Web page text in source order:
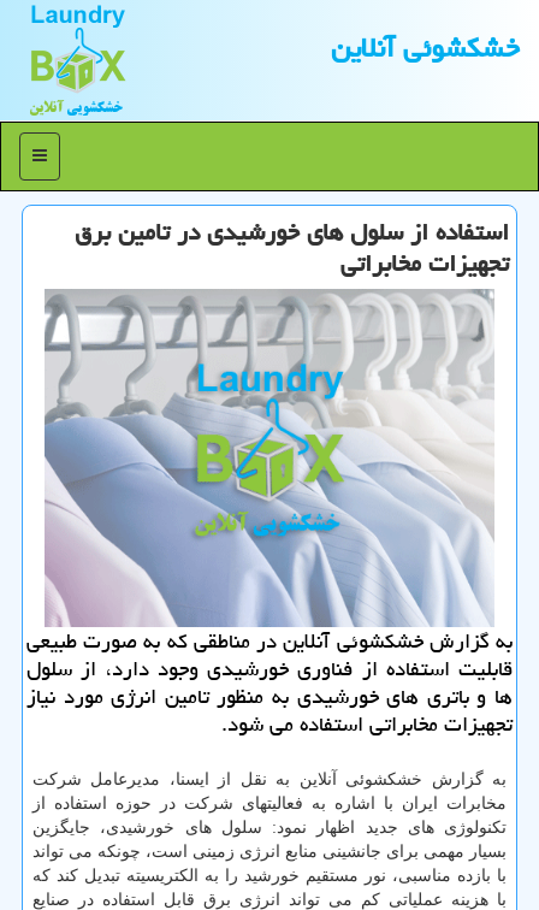
خشكشوئی آنلاین
منو
استفاده از سلول های خورشیدی در تامین برق
تجهیزات مخابراتی
به گزارش خشكشوئی آنلاین در مناطقی كه به صورت طبیعی
قابلیت استفاده از فناوری خورشیدی وجود دارد، از سلول
ها و باتری های خورشیدی به منظور تامین انرژی مورد نیاز
تجهیزات مخابراتی استفاده می شود.
به گزارش خشكشوئی آنلاین به نقل از ایسنا، مدیرعامل شركت
مخابرات ایران با اشاره به فعالیتهای شركت در حوزه استفاده از
تكنولوژی های جدید اظهار نمود: سلول های خورشیدی، جایگزین
بسیار مهمی برای جانشینی منابع انرژی زمینی است، چونكه می تواند
با بازده مناسبی، نور مستقیم خورشید را به الكتریسیته تبدیل كند كه
با هزینه عملیاتی كم می تواند انرژی برق قابل استفاده در صنایع